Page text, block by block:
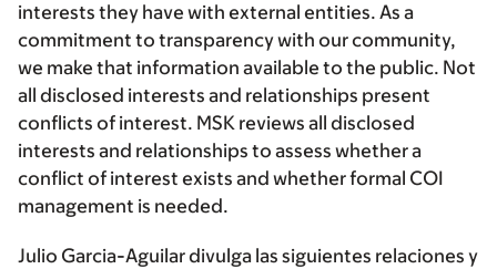
interests they have with external entities. As a
commitment to transparency with our community,
we make that information available to the public. Not
all disclosed interests and relationships present
conflicts of interest. MSK reviews all disclosed
interests and relationships to assess whether a
conflict of interest exists and whether formal COI
management is needed.
Julio Garcia-Aguilar divulga las siguientes relaciones y